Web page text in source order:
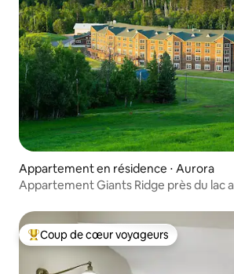
Appartement en résidence ⋅ Aurora
Appartement Giants Ridge près du lac
Coups de cœur voyageurs les plus
Coup de cœur voyageurs